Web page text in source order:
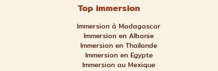
Top immersion
Immersion à Madagascar
Immersion en Albanie
Immersion en Thaïlande
Immersion en Egypte
Immersion au Mexique